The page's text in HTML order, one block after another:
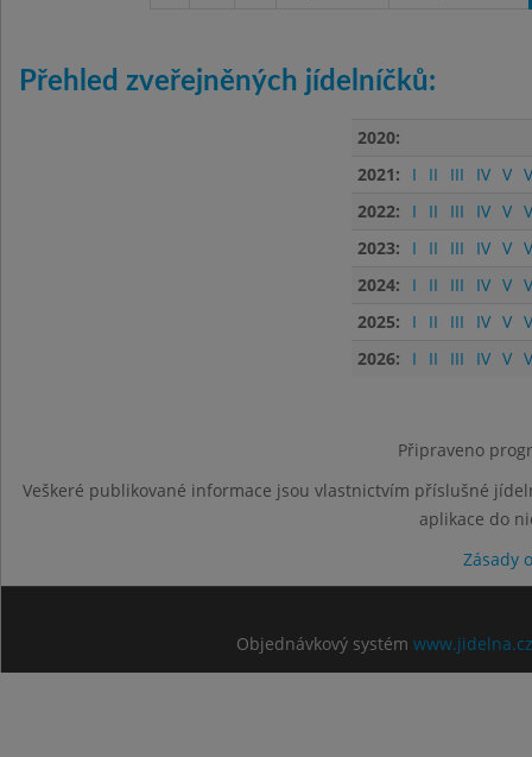
Přehled zveřejněných jídelníčků:
2020:
2021:
I II III IV V
2022:
I II III IV V
2023:
I II III IV V
2024:
I II III IV V
2025:
I II III IV V
2026:
I II III IV V
Připraveno
Veškeré publikované informace jsou vlastnictvím příslušné
aplikace do
Zásady
Objednávkový systém www.jidelna.cz